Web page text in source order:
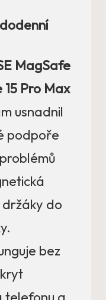
MagSafe
Pro Max
usnadnil
podpoře
držáky do
bez